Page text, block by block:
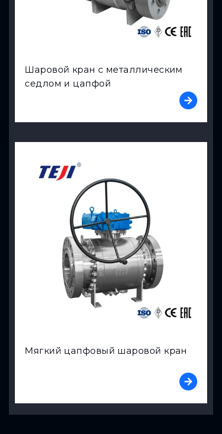
Шаровой кран с металлическим
седлом и цапфой
Мягкий цапфовый шаровой кран